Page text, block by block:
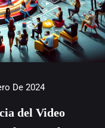
De 2024
del Video